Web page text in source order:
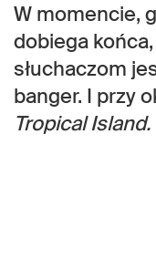
W momencie,
dobiega
słuchaczom
banger. I przy
Tropical Island.